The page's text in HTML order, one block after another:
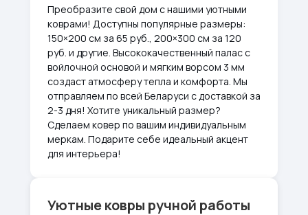
Преобразите свой дом с нашими уютными
коврами! Доступны популярные размеры:
150×200 см за 65 руб., 200×300 см за 120
руб. и другие. Высококачественный палас с
войлочной основой и мягким ворсом 3 мм
создаст атмосферу тепла и комфорта. Мы
отправляем по всей Беларуси с доставкой за
2-3 дня! Хотите уникальный размер?
Сделаем ковер по вашим индивидуальным
меркам. Подарите себе идеальный акцент
для интерьера!
Уютные ковры ручной работы